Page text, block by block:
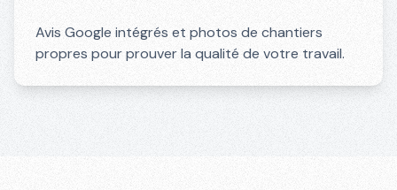
Avis Google intégrés et photos de chantiers
propres pour prouver la qualité de votre travail.